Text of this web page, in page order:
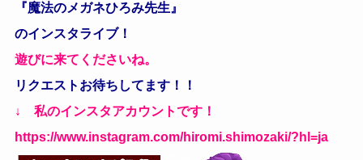
『魔法のメガネひろみ先生』
のインスタライブ！
遊びに来てくださいね。
リクエストお待ちしてます！！
↓ 私のインスタアカウントです！
https://www.instagram.com/hiromi.shimozaki/?hl=ja